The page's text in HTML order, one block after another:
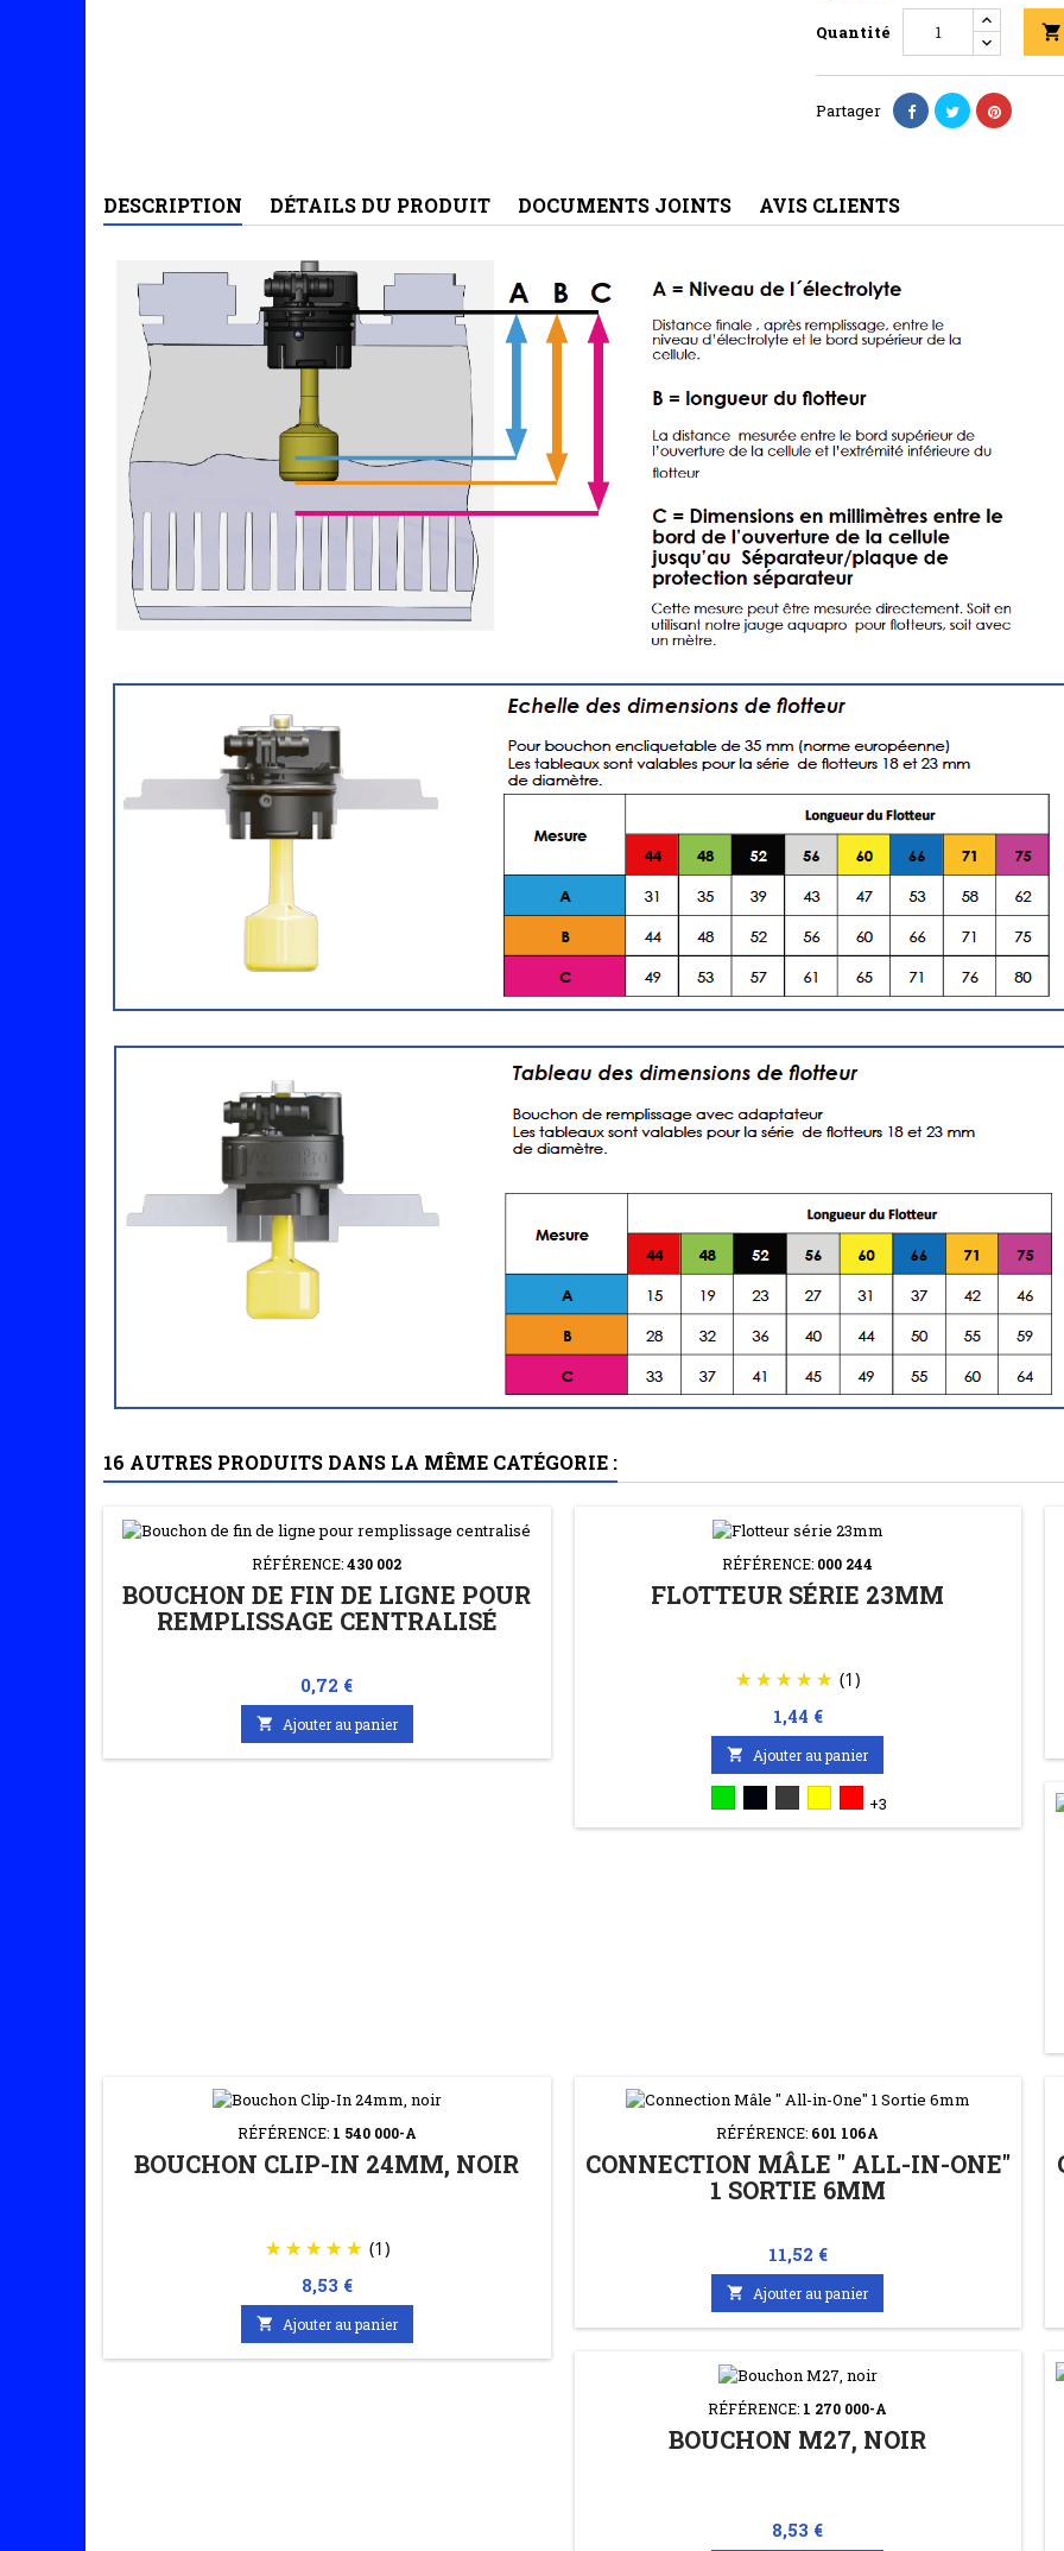
Quantité 
Partager
DESCRIPTION DÉTAILS DU PRODUIT DOCUMENTS JOINTS AVIS CLIENTS
16 AUTRES PRODUITS DANS LA MÊME CATÉGORIE :
RÉFÉRENCE:430 002
BOUCHON DE FIN DE LIGNE POUR
REMPLISSAGE CENTRALISÉ
Prix
0,72 €
 Ajouter au panier
RÉFÉRENCE: 000 244
FLOTTEUR SÉRIE 23MM
(1)
Prix
1,44 €
 Ajouter au panier
JAUNEROUGE
+3
RÉFÉRENCE: 1 540 000-A
BOUCHON CLIP-IN 24MM, NOIR
(1)
Prix
8,53 €
 Ajouter au panier
RÉFÉRENCE: 601 106A
CONNECTION MÂLE " ALL-IN-ONE"
1 SORTIE 6MM
Prix
11,52 €
 Ajouter au panier
RÉFÉRENCE: 1 270 000-A
BOUCHON M27, NOIR
Prix
8,53 €